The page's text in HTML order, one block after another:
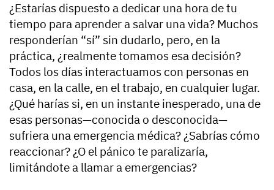
¿Estarías dispuesto a dedicar una hora de tu
tiempo para aprender a salvar una vida? Muchos
responderían “sí” sin dudarlo, pero, en la
práctica, ¿realmente tomamos esa decisión?
Todos los días interactuamos con personas en
casa, en la calle, en el trabajo, en cualquier lugar.
¿Qué harías si, en un instante inesperado, una de
esas personas—conocida o desconocida—
sufriera una emergencia médica? ¿Sabrías cómo
reaccionar? ¿O el pánico te paralizaría,
limitándote a llamar a emergencias?